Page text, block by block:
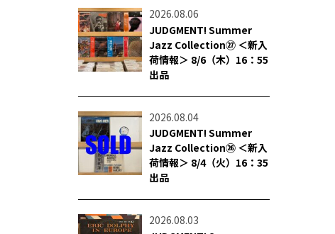
2026.08.06
JUDGMENT! Summer
Jazz Collection㉗ ＜新入
荷情報＞ 8/6（木）16：55
出品
2026.08.04
JUDGMENT! Summer
Jazz Collection㉖ ＜新入
荷情報＞ 8/4（火）16：35
出品
2026.08.03